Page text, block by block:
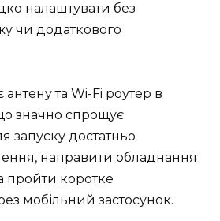
налаштувати без
чи додаткового
та Wi-Fi роутер в
значно спрощує
запуску достатньо
направити обладнання
пройти коротке
мобільний застосунок.